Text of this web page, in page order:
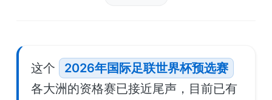
这个
2026年国际足联世界杯预选赛
各大洲的资格赛已接近尾声，目前已有